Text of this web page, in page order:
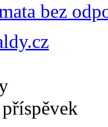
bez